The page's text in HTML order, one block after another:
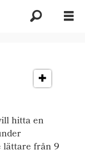
hitta en
lättare från 9